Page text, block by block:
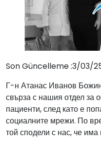
Son Güncelleme :3/03/
Г-н Атанас Иванов
свърза с нашия отдел за
пациенти, след като е
социалните мрежи. По
той сподели с нас, че